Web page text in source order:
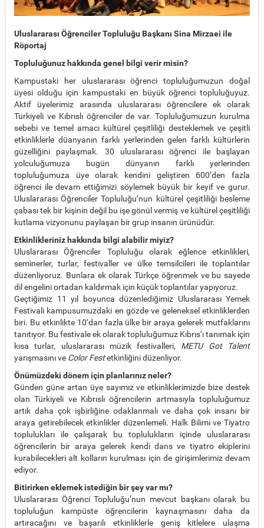
Uluslararası Öğrenciler Topluluğu Başkanı Sina Mirzaei ile
Röportaj
Topluluğunuz hakkında genel bilgi verir misin?
Kampustaki her uluslararası öğrenci topluluğumuzun doğal
üyesi olduğu için kampustaki en büyük öğrenci topluluğuyuz.
Aktif üyelerimiz arasında uluslararası öğrencilere ek olarak
Türkiyeli ve Kıbrıslı öğrenciler de var. Topluluğumuzun kurulma
sebebi ve temel amacı kültürel çeşitliliği desteklemek ve çeşitli
etkinliklerle düanyanın farklı yerlerinden gelen farklı kültürlerin
güzelliğini paylaşmak. 30 uluslararası öğrenci ile başlayan
yolculuğumuza bugün dünyanın farklı yerlerinden
topluluğumuza üye olarak kendini geliştiren 600’den fazla
öğrenci ile devam ettiğimizi söylemek büyük bir keyif ve gurur.
Uluslararası Öğrenciler Topluluğu’nun kültürel çeşitliliği besleme
çabası tek bir kişinin değil bu işe gönül vermiş ve kültürel çeşitliliği
kutlama vizyonunu paylaşan bir grup insanın ürünüdür.
Etkinlikleriniz hakkında bilgi alabilir miyiz?
Uluslararası Öğrenciler Topluluğu olarak eğlence etkinlikleri,
seminerler, turlar, festivaller ve ülke temsilcileri ile toplantılar
düzenliyoruz. Bunlara ek olarak Türkçe öğrenmek ve bu sayede
dil engelini ortadan kaldırmak için küçük toplantılar yapıyoruz.
Geçtiğimiz 11 yıl boyunca düzenlediğimiz Uluslararası Yemek
Festivali kampusumuzdaki en gözde ve geleneksel etkinliklerden
biri. Bu etkinlikte 10’dan fazla ülke bir araya gelerek mutfaklarını
tanıtıyor. Bu festivale ek olarak topluluğumuz Kıbrıs’ı tanımak için
kısa turlar, uluslararası müzik festivalleri, METU Got Talent
yarışmasını ve Color Festetkinliğini düzenliyor.
Önümüzdeki dönem için planlarınız neler?
Günden güne artan üye sayımız ve etkinliklerimizde bize destek
olan Türkiyeli ve Kıbrıslı öğrencilerin artmasıyla topluluğumuz
artık daha çok işbirliğine odaklanmalı ve daha çok insanı bir
araya getirebilecek etkinlikler düzenlemeli. Halk Bilimi ve Tiyatro
toplulukları ile çalışarak bu toplulukların içinde uluslararası
öğrencilerin bir araya gelerek kendi dans ve tiyatro ekiplerini
kurabilecekleri alt kolların kurulması için de girişimlerimiz devam
ediyor.
Bitirirken eklemek istediğin bir şey var mı?
Uluslararası Öğrenci Topluluğu’nun mevcut başkanı olarak bu
topluluğun kampüste öğrencilerin kaynaşmasını daha da
artıracağını ve başarılı etkinliklerle geniş kitlelere ulaşma